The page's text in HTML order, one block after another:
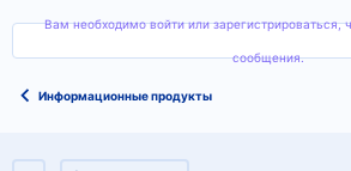
Вам необходимо войти или зарегистрироваться,
сообщения.
Информационные продукты